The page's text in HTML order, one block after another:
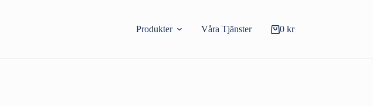
Produkter Våra Tjänster Varukorg
0 kr